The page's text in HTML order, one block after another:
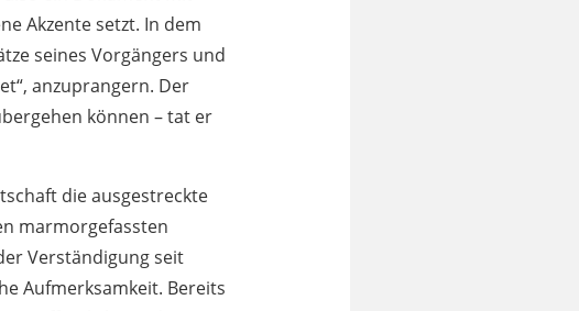
Akzente setzt. In dem
seines Vorgängers und
anzuprangern. Der
können – tat er
die ausgestreckte
marmorgefassten
Verständigung seit
Aufmerksamkeit. Bereits